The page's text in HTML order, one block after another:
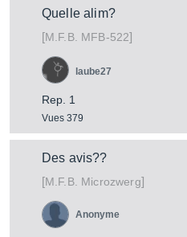
Quelle alim?
[M.F.B. MFB-522]
Rep. 1
Vues 379
laube27
Des avis??
[M.F.B. Microzwerg]
Anonyme